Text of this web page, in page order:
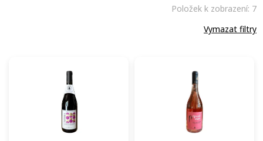
Vymazat filtry
Položek k zobrazení: 7